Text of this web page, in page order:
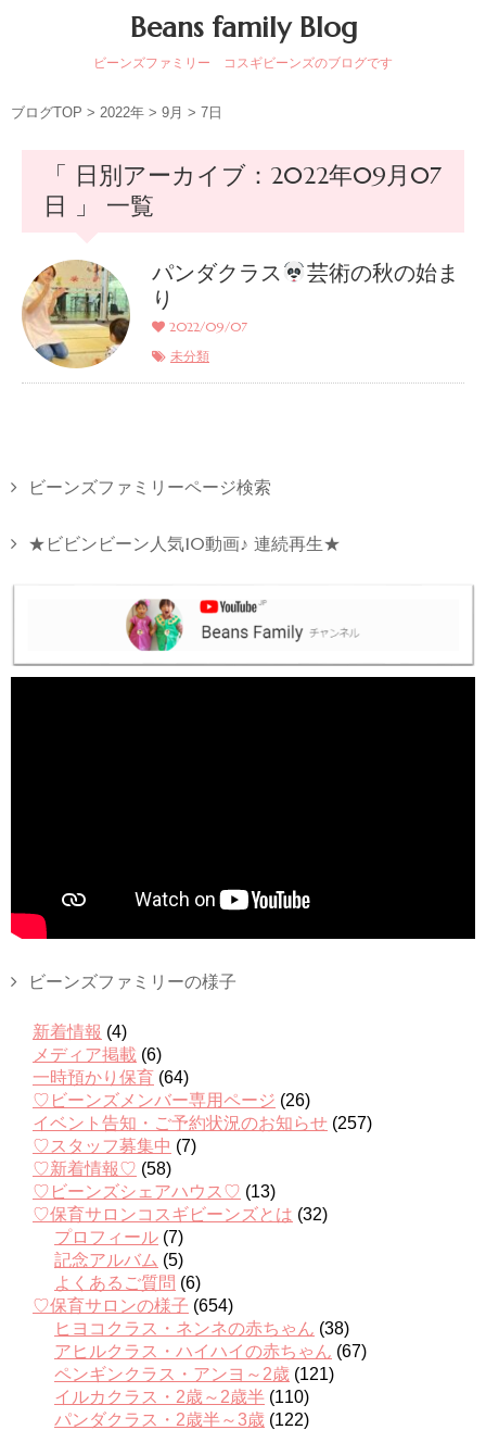
Beans family Blog
ビーンズファミリー コスギビーンズのブログです
ブログTOP > 2022年 > 9月 > 7日
「 日別アーカイブ：2022年09月07
日 」 一覧
パンダクラス
芸術の秋の始ま
り
2022/09/07
未分類
ビーンズファミリーページ検索
★ビビンビーン人気10動画♪ 連続再生★
ビーンズファミリーの様子
新着情報 (4)
メディア掲載 (6)
一時預かり保育 (64)
♡ビーンズメンバー専用ページ (26)
イベント告知・ご予約状況のお知らせ (257)
♡スタッフ募集中 (7)
♡新着情報♡ (58)
♡ビーンズシェアハウス♡ (13)
♡保育サロンコスギビーンズとは (32)
プロフィール (7)
記念アルバム (5)
よくあるご質問 (6)
♡保育サロンの様子 (654)
ヒヨコクラス・ネンネの赤ちゃん (38)
アヒルクラス・ハイハイの赤ちゃん (67)
ペンギンクラス・アンヨ～2歳 (121)
イルカクラス・2歳～2歳半 (110)
パンダクラス・2歳半～3歳 (122)